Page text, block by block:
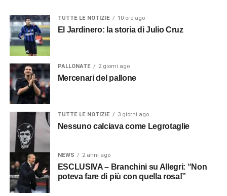
TUTTE LE NOTIZIE 10 ore ago
El Jardinero: la storia di Julio Cruz
PALLONATE 2 giorni ago
Mercenari del pallone
TUTTE LE NOTIZIE 3 giorni ago
Nessuno calciava come Legrotaglie
NEWS 2 anni ago
ESCLUSIVA – Branchini su Allegri: “Non
poteva fare di più con quella rosa!”